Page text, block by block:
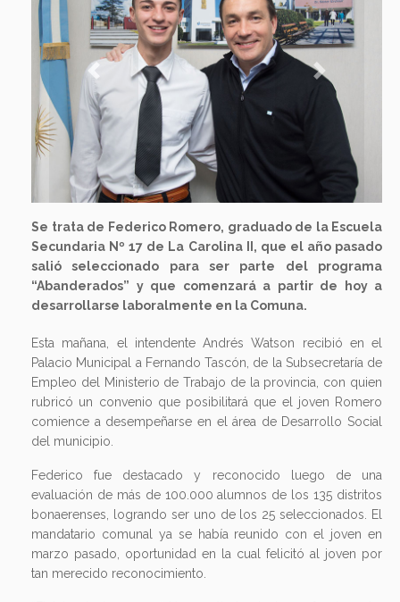
Previous Next
Se trata de Federico Romero, graduado de la Escuela
Secundaria Nº 17 de La Carolina II, que el año pasado
salió seleccionado para ser parte del programa
“Abanderados” y que comenzará a partir de hoy a
desarrollarse laboralmente en la Comuna.
Esta mañana, el intendente Andrés Watson recibió en el
Palacio Municipal a Fernando Tascón, de la Subsecretaría de
Empleo del Ministerio de Trabajo de la provincia, con quien
rubricó un convenio que posibilitará que el joven Romero
comience a desempeñarse en el área de Desarrollo Social
del municipio.
Federico fue destacado y reconocido luego de una
evaluación de más de 100.000 alumnos de los 135 distritos
bonaerenses, logrando ser uno de los 25 seleccionados. El
mandatario comunal ya se había reunido con el joven en
marzo pasado, oportunidad en la cual felicitó al joven por
tan merecido reconocimiento.